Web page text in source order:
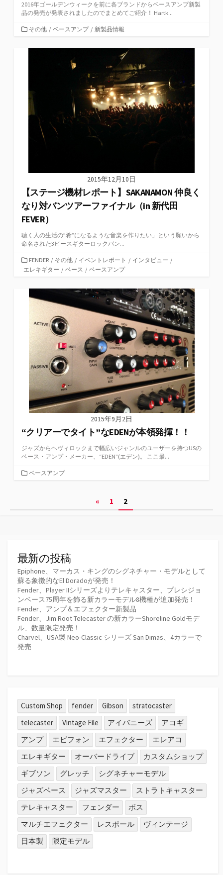
2016年ゴールデンウィークを前に各ブランドからベースアンプ新製
品の発売が発表されましたのでまとめてご紹介！ Hartk...
カ
ゴ
その他 / ベースアンプ / 新製品情報
2015年12月10日
【ステージ機材レポート】SAKANAMON 仲良く
なり対バンツアーファイナル（in 新代田
FEVER）
聴く人の生活の”肴”になるような音楽を作りたい」という願いから
命名された3ピースギターロックバン...
カ
テ
リ
ー
FENDER / その他 / イベントレポート / インタビュー /
エレキギター / ベース / ベースアンプ
2015年9月2日
“クリアーでタイト”なEDENが本領発揮！！
ジャズからヘヴィロックまで幅広いジャンルのユーザーを持つUSの
ベース・アンプ・メーカー、“EDEN”(エデン)。 ここ最...
カ
ー
ベースアンプ
ペ
ー
ジ
送
り
« 1 2
最新の投稿
Epiphone、マーカス・キングのシグネチャー・モデルとして
蘇る象徴的なEl Doradoが発売！
Fender、Player IIシリーズよりテレキャスター、プレシジョ
ンベース75周年を飾る新カラーモデル8機種が追加発売！
Fender、アンプ＆エフェクター新製品
Fender、Jim Root Telecaster の新カラーShoreline Goldモデ
ル、数量限定発売！
Charvel、USA製 Neo-Classic シリーズ San Dimas、4カラーで
発売
Custom Shop fender Gibson
stratocaster
telecaster
Vintage File アイバニーズ
アコギ
アンプ
エピフォン エフェクター
エレアコ
エレキギター
オーバードライブ
カスタムショップ
ギブソン
グレッチ
シグネチャーモデル
ジャズベース
ジャズマスター
ストラトキャスター
テレキャスター
フェンダー
ボス
マルチエフェクター
レスポール
ヴィンテージ
日本製
限定モデル